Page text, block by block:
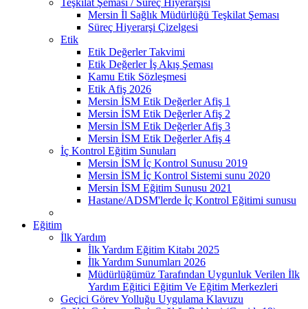
Mersin İl Sağlık Müdürlüğü Teşkilat Şeması
Süreç Hiyerarşi Çizelgesi
Etik
Etik Değerler Takvimi
Etik Değerler İş Akış Şeması
Kamu Etik Sözleşmesi
Etik Afiş 2026
Mersin İSM Etik Değerler Afiş 1
Mersin İSM Etik Değerler Afiş 2
Mersin İSM Etik Değerler Afiş 3
Mersin İSM Etik Değerler Afiş 4
İç Kontrol Eğitim Sunuları
Mersin İSM İç Kontrol Sunusu 2019
Mersin İSM İç Kontrol Sistemi sunu 2020
Mersin İSM Eğitim Sunusu 2021
Hastane/ADSM'lerde İç Kontrol Eğitimi sunusu
Eğitim
İlk Yardım
İlk Yardım Eğitim Kitabı 2025
İlk Yardım Sunumları 2026
Müdürlüğümüz Tarafından Uygunluk Verilen İlk
Yardım Eğitici Eğitim Ve Eğitim Merkezleri
Geçici Görev Yolluğu Uygulama Klavuzu